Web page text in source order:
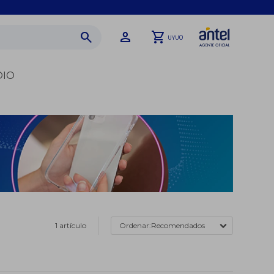
UYU0
1 artículo Recomendados